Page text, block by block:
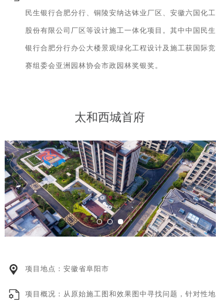
民生银行合肥分行、铜陵安纳达钵业厂区、安徽六国化工
股份有限公司厂区等设计施工一体化项目。其中中国民生
银行合肥分行办公大楼景观绿化工程设计及施工获国际竞
赛组委会亚洲园林协会市政园林奖银奖。
太和西城首府
项目地点：安徽省阜阳市
项目概况：从原始施工图和效果图中寻找问题，针对性地